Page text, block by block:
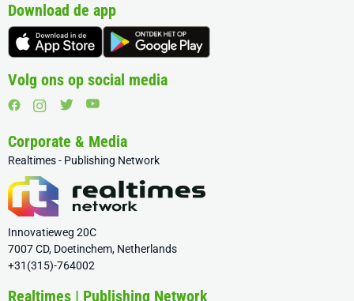
Download de app
Volg ons op social media
Corporate & Media
Realtimes - Publishing Network
Innovatieweg 20C
7007 CD, Doetinchem, Netherlands
+31(315)-764002
Realtimes | Publishing Network